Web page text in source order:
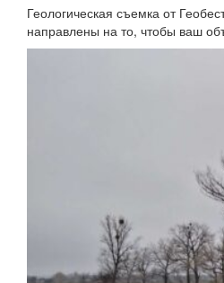
Геологическая съемка от
направлены на то, чтобы ваш